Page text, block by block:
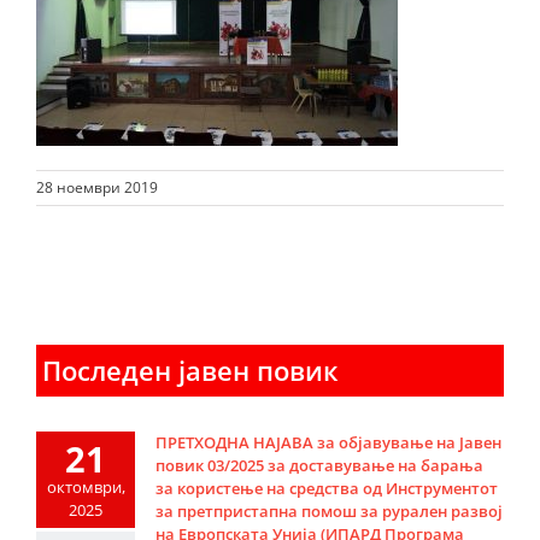
28 ноември 2019
Последен јавен повик
21
октомври,
2025
ПРЕТХОДНА НАЈАВА за објавување на Јавен
повик 03/2025 за доставување на барања
за користење на средства од Инструментот
за претпристапна помош за рурален развој
на Европската Унија (ИПАРД Програма